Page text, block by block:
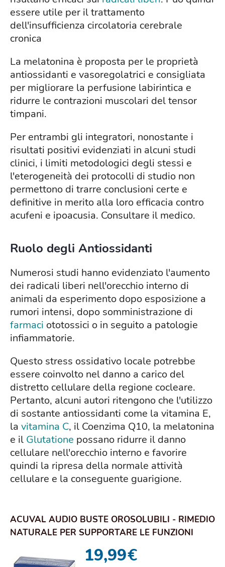
essere utile per il trattamento
dell'insufficienza circolatoria cerebrale
cronica
La melatonina è proposta per le proprietà
antiossidanti e vasoregolatrici e consigliata
per migliorare la perfusione labirintica e
ridurre le contrazioni muscolari del tensor
timpani.
Per entrambi gli integratori, nonostante i
risultati positivi evidenziati in alcuni studi
clinici, i limiti metodologici degli stessi e
l'eterogeneità dei protocolli di studio non
permettono di trarre conclusioni certe e
definitive in merito alla loro efficacia contro
acufeni e ipoacusia. Consultare il medico.
Ruolo degli Antiossidanti
Numerosi studi hanno evidenziato l'aumento
dei radicali liberi nell'orecchio interno di
animali da esperimento dopo esposizione a
rumori intensi, dopo somministrazione di
farmaci ototossici o in seguito a patologie
infiammatorie.
Questo stress ossidativo locale potrebbe
essere coinvolto nel danno a carico del
distretto cellulare della regione cocleare.
Pertanto, alcuni autori ritengono che l'utilizzo
di sostante antiossidanti come la vitamina E,
la vitamina C, il Coenzima Q10, la melatonina
e il Glutatione possano ridurre il danno
cellulare nell'orecchio interno e favorire
quindi la ripresa della normale attività
cellulare e la conseguente guarigione.
ACUVAL AUDIO BUSTE OROSOLUBILI - RIMEDIO
NATURALE PER SUPPORTARE LE FUNZIONI
19,99€